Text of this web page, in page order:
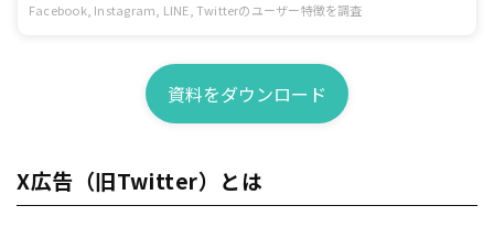
Facebook, Instagram, LINE, Twitterのユーザー特徴を調査
資料をダウンロード
X広告（旧Twitter）とは